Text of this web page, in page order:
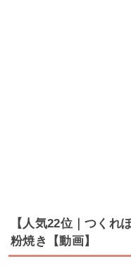
【人気22位｜つくれ
粉焼き【動画】